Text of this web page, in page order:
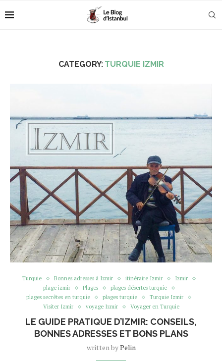
CATEGORY: TURQUIE IZMIR
Turquie Bonnes adresses à Izmir itinéraire Izmir
Izmir
plage izmir
Plages
plages désertes turquie
plages secrêtes en turquie
plages turquie
Turquie Izmir
Visiter Izmir
voyage Izmir Voyager en Turquie
LE GUIDE PRATIQUE D’IZMIR: CONSEILS,
BONNES ADRESSES ET BONS PLANS
written byPelin